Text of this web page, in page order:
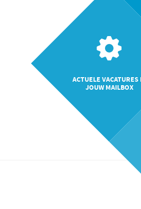
ACTUELE VACATURES
JOUW MAILBOX